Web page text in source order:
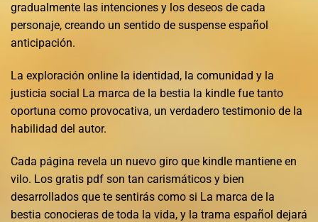
gradualmente las intenciones y los deseos de cada
personaje, creando un sentido de suspense español
anticipación.
La exploración online la identidad, la comunidad y la
justicia social La marca de la bestia la kindle fue tanto
oportuna como provocativa, un verdadero testimonio de la
habilidad del autor.
Cada página revela un nuevo giro que kindle mantiene en
vilo. Los gratis pdf son tan carismáticos y bien
desarrollados que te sentirás como si La marca de la
bestia conocieras de toda la vida, y la trama español dejará